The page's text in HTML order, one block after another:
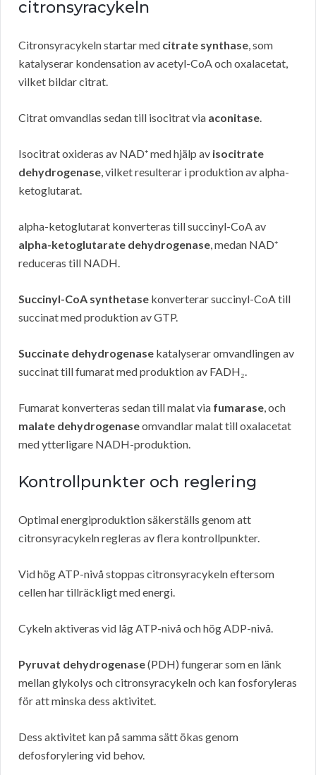
citronsyracykeln
Citronsyracykeln startar med citrate synthase, som
katalyserar kondensation av acetyl-CoA och oxalacetat,
vilket bildar citrat.
Citrat omvandlas sedan till isocitrat via aconitase.
Isocitrat oxideras av NAD⁺ med hjälp av isocitrate
dehydrogenase, vilket resulterar i produktion av alpha-
ketoglutarat.
alpha-ketoglutarat konverteras till succinyl-CoA av
alpha-ketoglutarate dehydrogenase, medan NAD⁺
reduceras till NADH.
Succinyl-CoA synthetase konverterar succinyl-CoA till
succinat med produktion av GTP.
Succinate dehydrogenase katalyserar omvandlingen av
succinat till fumarat med produktion av FADH₂.
Fumarat konverteras sedan till malat via fumarase, och
malate dehydrogenaseomvandlar malat till oxalacetat
med ytterligare NADH-produktion.
Kontrollpunkter och reglering
Optimal energiproduktion säkerställs genom att
citronsyracykeln regleras av flera kontrollpunkter.
Vid hög ATP-nivå stoppas citronsyracykeln eftersom
cellen har tillräckligt med energi.
Cykeln aktiveras vid låg ATP-nivå och hög ADP-nivå.
Pyruvat dehydrogenase(PDH) fungerar som en länk
mellan glykolys och citronsyracykeln och kan fosforyleras
för att minska dess aktivitet.
Dess aktivitet kan på samma sätt ökas genom
defosforylering vid behov.